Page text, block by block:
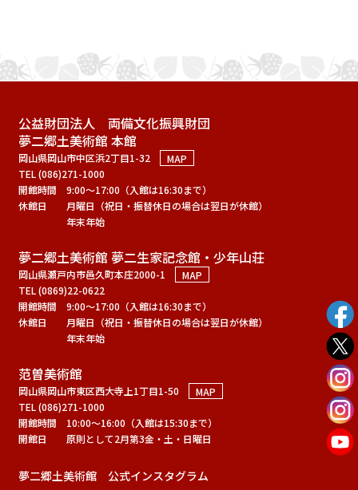
公益財団法人 両備文化振興財団
夢二郷土美術館 本館
岡山県岡山市中区浜2丁目1-32
MAP
TEL (086)271-1000
開館時間
9:00～17:00（入館は16:30まで）
休館日
月曜日（祝日・振替休日の場合は翌日が休館）
年末年始
夢二郷土美術館 夢二生家記念館・少年山荘
岡山県瀬戸内市邑久町本庄2000-1
MAP
TEL (0869)22-0622
開館時間
9:00～17:00（入館は16:30まで）
休館日
月曜日（祝日・振替休日の場合は翌日が休館）
年末年始
范曽美術館
岡山県岡山市東区西大寺上1丁目1-50
MAP
TEL (086)271-1000
開館時間
10:00～16:00（入館は15:30まで）
開館日
原則として2月第3金・土・日曜日
夢二郷土美術館 公式インスタグラム